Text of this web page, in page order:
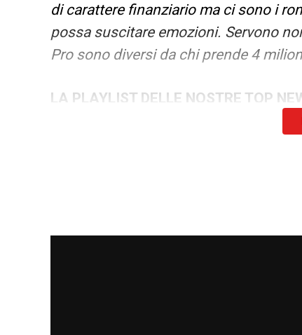
di carattere finanziario ma ci sono i
possa suscitare emozioni. Servono
Pro sono diversi da chi prende 4
LA PLAYLIST DELLE NOSTRE TOP